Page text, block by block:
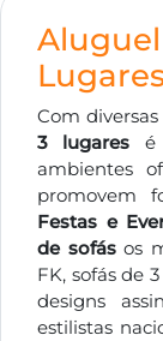
Aluguel
Com
3 lugares é
ambientes
promovem
Festas e
de sofásos
FK, sofás de
designs
estilistas